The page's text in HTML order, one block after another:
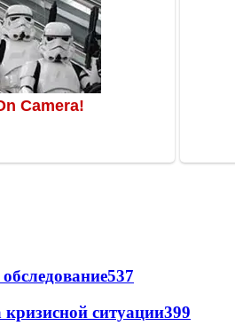
537
ситуации399